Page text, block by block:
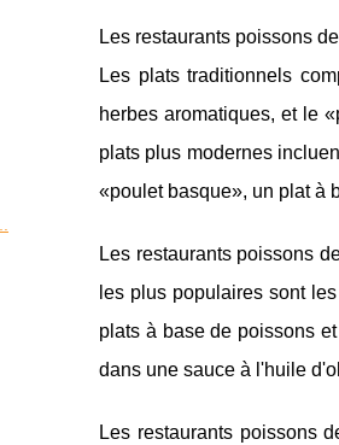
Les restaurants poissons
Les plats traditionnels
herbes aromatiques, et le
plats plus modernes
«poulet basque», un plat à
Les restaurants poissons
les plus populaires sont
plats à base de poissons
dans une sauce à l'huile
Les restaurants poissons